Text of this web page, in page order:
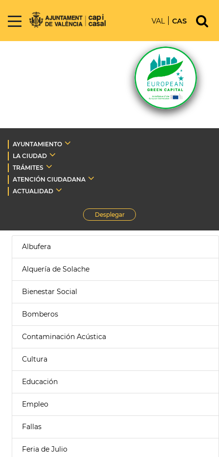
VAL CAS
AYUNTAMIENTO
LA CIUDAD
TRÁMITES
ATENCIÓN CIUDADANA
ACTUALIDAD
Desplegar
Albufera
Alquería de Solache
Bienestar Social
Bomberos
Contaminación Acústica
Cultura
Educación
Empleo
Fallas
Feria de Julio